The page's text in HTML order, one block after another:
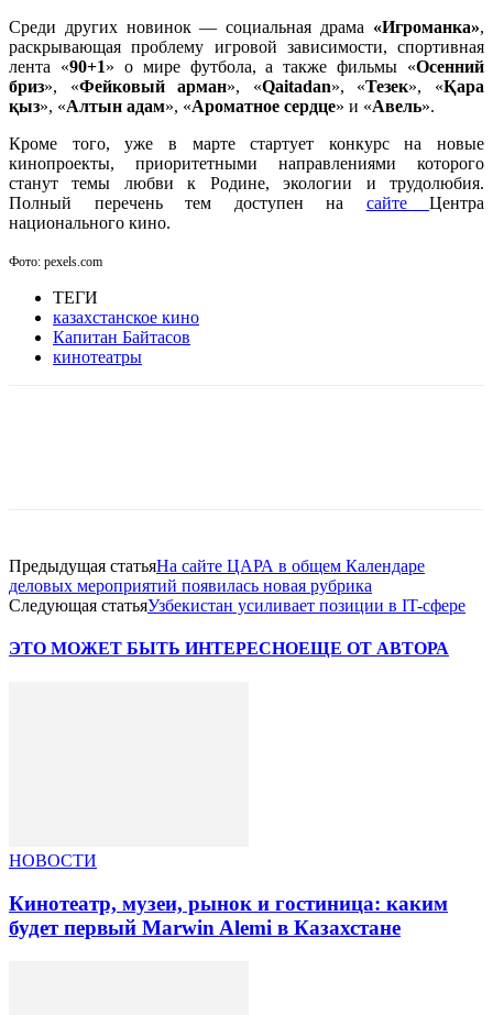
Среди других новинок — социальная драма «Игроманка»,
раскрывающая проблему игровой зависимости, спортивная
лента «90+1» о мире футбола, а также фильмы «Осенний
бриз», «Фейковый арман», «Qaitadan», «Тезек», «Қара
қыз», «Алтын адам», «Ароматное сердце» и «Авель».
Кроме того, уже в марте стартует конкурс на новые
кинопроекты, приоритетными направлениями которого
станут темы любви к Родине, экологии и трудолюбия.
Полный перечень тем доступен на сайте Центра
национального кино.
Фото: pexels.com
ТЕГИ
казахстанское кино
Капитан Байтасов
кинотеатры
Предыдущая статьяНа сайте ЦАРА в общем Календаре
деловых мероприятий появилась новая рубрика
Следующая статьяУзбекистан усиливает позиции в IT-сфере
ЭТО МОЖЕТ БЫТЬ ИНТЕРЕСНОЕЩЕ ОТ АВТОРА
НОВОСТИ
Кинотеатр, музеи, рынок и гостиница: каким
будет первый Marwin Alemi в Казахстане